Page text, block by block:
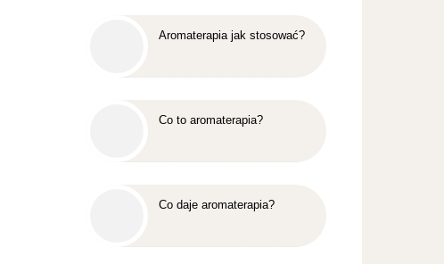
Aromaterapia jak stosować?
Co to aromaterapia?
Co daje aromaterapia?